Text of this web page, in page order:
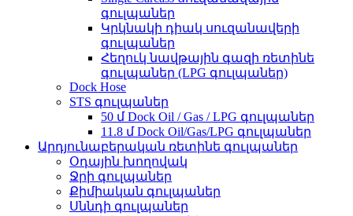
գուլպաներ
Կրկնակի դիակ սուզանավերի
գուլպաներ
Հեղուկ նավթային գազի ռետինե
գուլպաներ (LPG գուլպաներ)
Dock Hose
STS գուլպաներ
50 մ Dock Oil / Gas / LPG գուլպաներ
11.8 մ Dock Oil/Gas/LPG գուլպաներ
Արդյունաբերական ռետինե գուլպաներ
Օդային խողովակ
Ջրի գուլպաներ
Քիմիական գուլպաներ
Սննդի գուլպաներ